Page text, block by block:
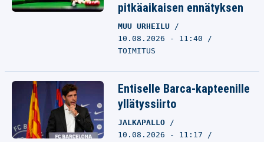
pitkäaikaisen ennätyksen
MUU URHEILU
10.08.2026 - 11:40
TOIMITUS
Entiselle Barca-kapteenille
yllätyssiirto
JALKAPALLO
10.08.2026 - 11:17